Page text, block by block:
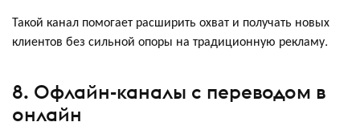
Такой канал помогает расширить охват и получать новых
клиентов без сильной опоры на традиционную рекламу.
8. Офлайн-каналы с переводом в
онлайн